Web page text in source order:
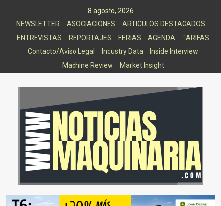
8 agosto, 2026
NEWSLETTER
ASOCIACIONES
ARTICULOS DESTACADOS
ENTREVISTAS
REPORTAJES FERIAS AGENDA
TARIFAS
Contacto/Aviso Legal
Industry Data
Inside Interview
Machine Review
Market Insight